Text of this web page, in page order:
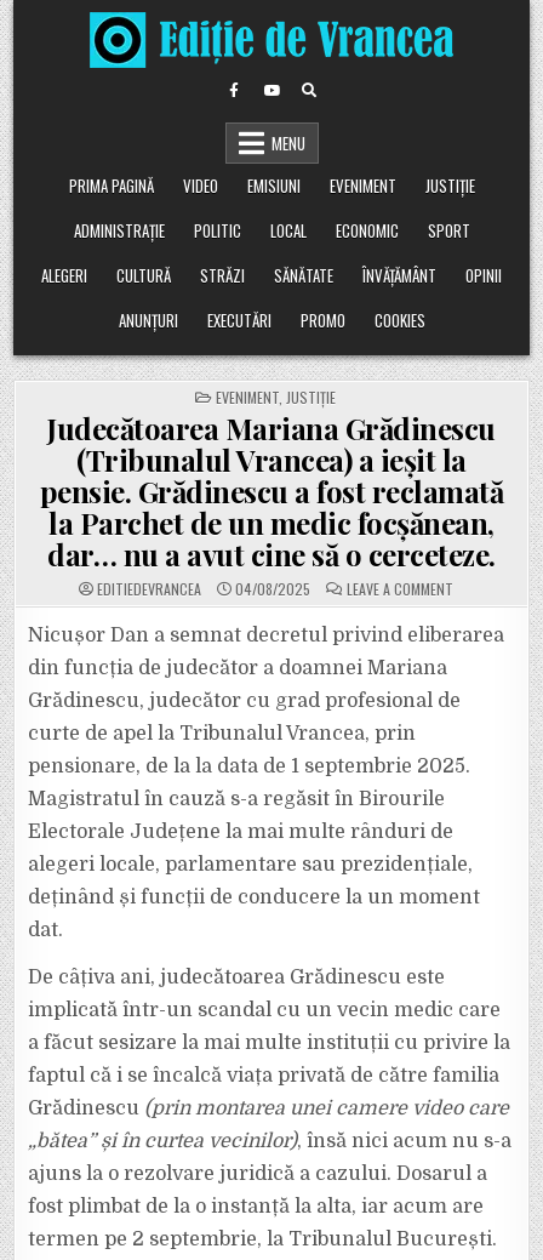
Skip
to
content
MENU
PRIMA PAGINĂ
VIDEO EMISIUNI EVENIMENT
JUSTIȚIE
ADMINISTRAȚIE
POLITIC LOCAL ECONOMIC
SPORT
ALEGERI
CULTURĂ STRĂZI SĂNĂTATE ÎNVĂȚĂMÂNT
OPINII
ANUNȚURI
EXECUTĂRI PROMO COOKIES
POSTED
IN
EVENIMENT JUSTIȚIE
Judecătoarea Mariana Grădinescu
(Tribunalul Vrancea) a ieșit la
pensie. Grădinescu a fost reclamată
la Parchet de un medic focșănean,
dar… nu a avut cine să o cerceteze.
EDITIEDEVRANCEA 04/08/2025 LEAVE A COMMENTON
JUDECĂTOAREA
GRĂDINESCU
(TRIBUNALUL
LA
FOST
RECLAMATĂ
UN
FOCȘĂNEAN,
DAR…
NU
A
Nicușor Dan a semnat decretul privind eliberarea
din funcția de judecător a doamnei Mariana
Grădinescu, judecător cu grad profesional de
curte de apel la Tribunalul Vrancea, prin
pensionare, de la la data de 1 septembrie 2025.
Magistratul în cauză s-a regăsit în Birourile
Electorale Județene la mai multe rânduri de
alegeri locale, parlamentare sau prezidențiale,
deținând și funcții de conducere la un moment
dat.
De câțiva ani, judecătoarea Grădinescu este
implicată într-un scandal cu un vecin medic care
a făcut sesizare la mai multe instituții cu privire la
faptul că i se încalcă viața privată de către familia
Grădinescu (prin montarea unei camere video care
„bătea” și în curtea vecinilor), însă nici acum nu s-a
ajuns la o rezolvare juridică a cazului. Dosarul a
fost plimbat de la o instanță la alta, iar acum are
termen pe 2 septembrie, la Tribunalul București.